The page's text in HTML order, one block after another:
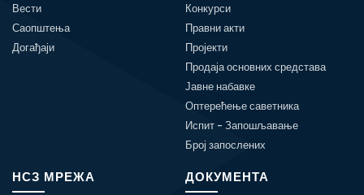
Вести
Саопштења
Догађаји
Конкурси
Правни акти
Пројекти
Продаја основних средстава
Јавне набавке
Оптерећење саветника
Испит - Запошљавање
Број запослених
НСЗ МРЕЖА ДОКУМЕНТА